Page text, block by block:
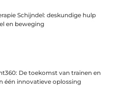
Schijndel: deskundige hulp
en beweging
De toekomst van trainen en
één innovatieve oplossing